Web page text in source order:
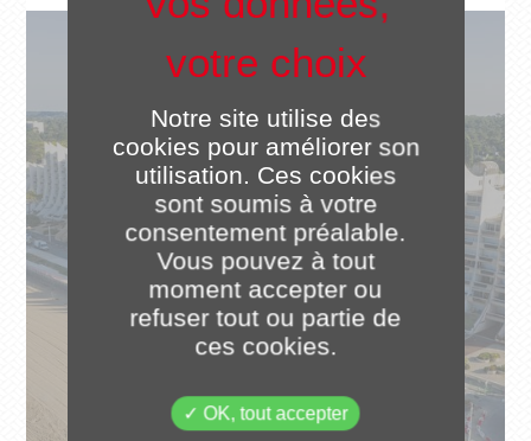
Notre site utilise des
cookies pour améliorer son
utilisation. Ces cookies
sont soumis à votre
consentement préalable.
Vous pouvez à tout
moment accepter ou
refuser tout ou partie de
ces cookies.
OK, tout accepter